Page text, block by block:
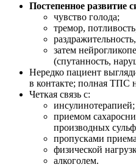
Постепенное развитие
чувство голода;
тремор,
затем
(спутанность,
Нередко пациент
в контакте; полная ТПС
Четкая связь с:
инсулинотерапией;
приемом
производных
пропусками
физической
алкоголем.